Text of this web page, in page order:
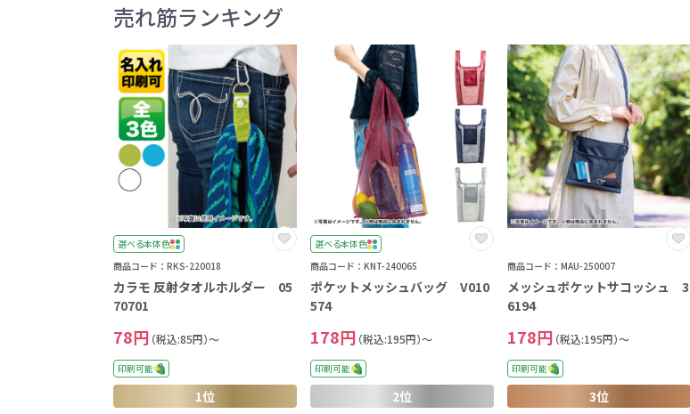
売れ筋ランキング
選べる本体色
商品コード：RKS-220018
カラモ 反射タオルホルダー 05
70701
78円 （税込:85円）～
印刷可能
1位
選べる本体色
商品コード：KNT-240065
ポケットメッシュバッグ V010
574
178円 （税込:195円）～
印刷可能
2位
商品コード：MAU-250007
メッシュポケットサコッシュ 3
6194
178円 （税込:195円）～
印刷可能
3位